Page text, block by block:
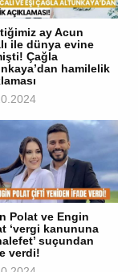
ay Acun
ile dünya evine
Çağla
hamilelik
Polat ve Engin
‘vergi kanununa
suçundan
verdi!